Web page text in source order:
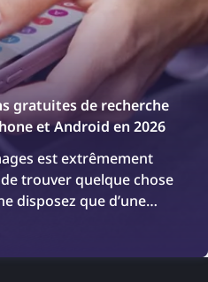
gratuites de recherche
et Android en 2026
est extrêmement
trouver quelque chose
disposez que d’une
TinEye et Copyseeker